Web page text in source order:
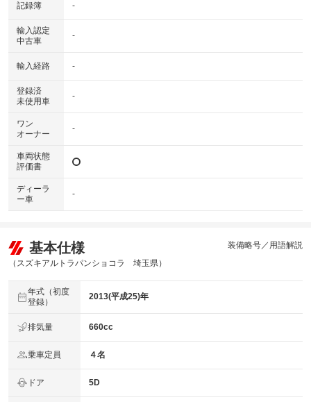
記録簿 -
輸入認定
中古車
-
輸入経路 -
登録済
未使用車
-
ワン
オーナー
-
車両状態
評価書
ディーラ
ー車
-
基本仕様
（スズキアルトラパンショコラ 埼玉県）
装備略号／用語解説
年式（初度
登録）
2013(平成25)年
排気量 660cc
乗車定員 ４名
ドア 5D